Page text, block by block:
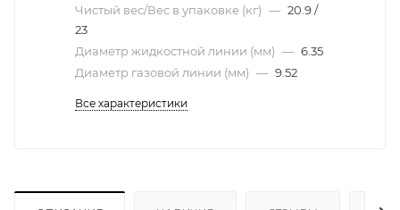
Чистый вес/Вес в упаковке (кг) — 20.9 /
23
Диаметр жидкостной линии (мм) — 6.35
Диаметр газовой линии (мм) — 9.52
Все характеристики